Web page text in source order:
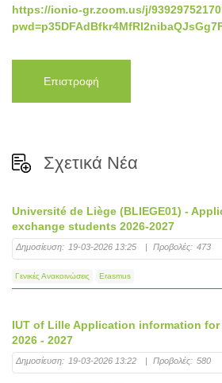
https://ionio-gr.zoom.us/j/
Επιστροφή
Σχετικά Νέα
Université de Liège (BLIEGE01) -
exchange students 2026-2027
Δημοσίευση: 19-03-2026 13:25 | Προβολές: 473
Γενικές Ανακοινώσεις Erasmus
IUT of Lille Application information
2026 - 2027
Δημοσίευση: 19-03-2026 13:22 | Προβολές: 580